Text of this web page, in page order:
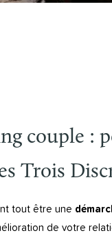
couple :
Trois
tout être une
de votre